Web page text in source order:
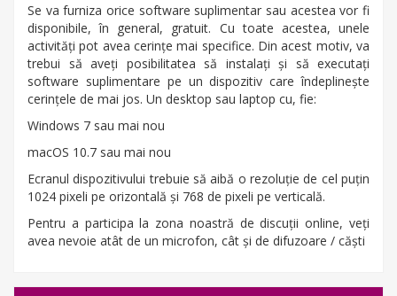
Se va furniza orice software suplimentar sau acestea vor fi
disponibile, în general, gratuit. Cu toate acestea, unele
activități pot avea cerințe mai specifice. Din acest motiv, va
trebui să aveți posibilitatea să instalați și să executați
software suplimentare pe un dispozitiv care îndeplinește
cerințele de mai jos. Un desktop sau laptop cu, fie:
Windows 7 sau mai nou
macOS 10.7 sau mai nou
Ecranul dispozitivului trebuie să aibă o rezoluție de cel puțin
1024 pixeli pe orizontală și 768 de pixeli pe verticală.
Pentru a participa la zona noastră de discuții online, veți
avea nevoie atât de un microfon, cât și de difuzoare / căști